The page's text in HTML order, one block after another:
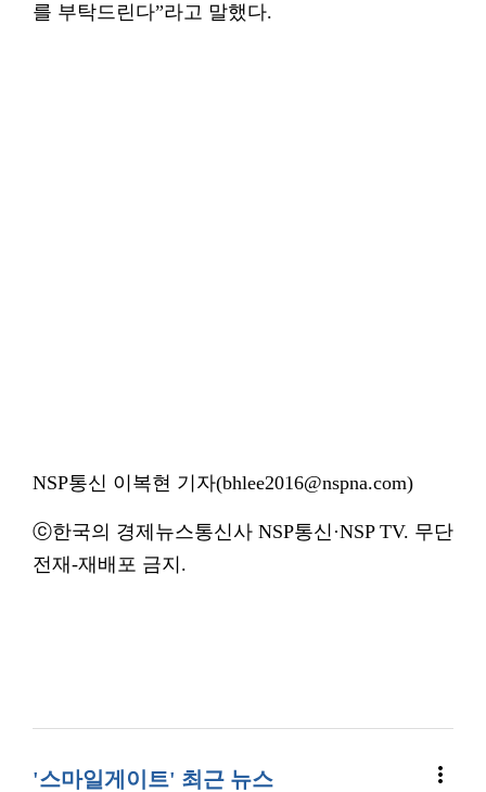
를 부탁드린다”라고 말했다.
NSP통신 이복현 기자(bhlee2016@nspna.com)
ⓒ한국의 경제뉴스통신사 NSP통신·NSP TV. 무단
전재-재배포 금지.
'스마일게이트' 최근 뉴스 more_vert